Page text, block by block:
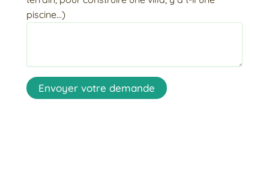
piscine...)
Envoyer votre demande